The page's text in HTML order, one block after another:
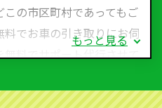
の市区町村であってもご
でお車の引き取りにお伺
料でサポート代行させて
動車、乗らなくなってし
もっと見る